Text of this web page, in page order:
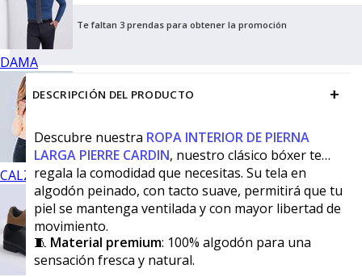
DAMA
CALZADO
Te faltan 3 prendas para obtener la promoción
DESCRIPCIÓN DEL PRODUCTO +
Descubre nuestra ROPA INTERIOR DE PIERNA
LARGA PIERRE CARDIN, nuestro clásico bóxer te
regala la comodidad que necesitas. Su tela en
algodón peinado, con tacto suave, permitirá que tu
piel se mantenga ventilada y con mayor libertad de
movimiento.
🧵 Material premium: 100% algodón para una
sensación fresca y natural.